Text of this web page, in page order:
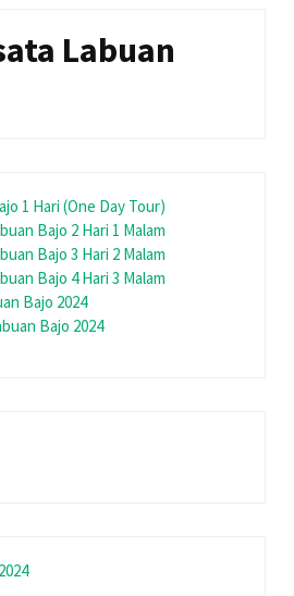
Labuan
1 Hari (One Day Tour)
Bajo 2 Hari 1 Malam
Bajo 3 Hari 2 Malam
Bajo 4 Hari 3 Malam
Bajo 2024
Bajo 2024